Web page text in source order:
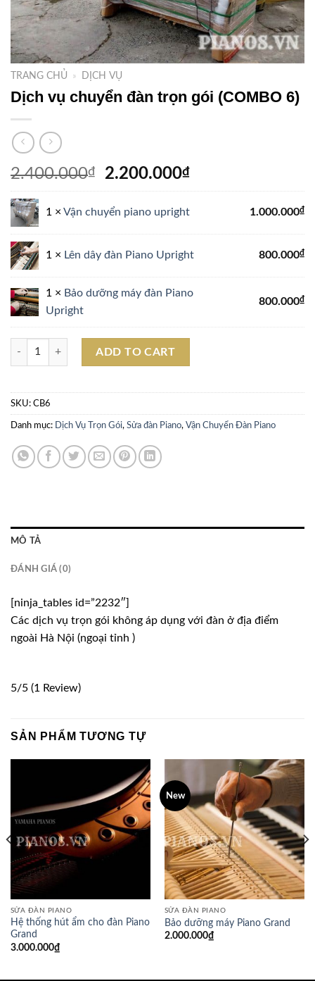
TRANG CHỦ » DỊCH VỤ
Dịch vụ chuyển đàn trọn gói (COMBO 6)
2.400.000₫
Giá
gốc
là:
2.200.000₫Giá
hiện
tại
1 × Vận chuyển piano upright 1.000.000₫
1 × Lên dây đàn Piano Upright 800.000₫
1 × Bảo dưỡng máy đàn Piano
Upright
800.000₫
Dịch vụ chuyển đàn trọn gói (COMBO 6) số lượng
ADD TO CART
SKU: CB6
Danh mục: Dịch Vụ Trọn Gói, Sửa đàn Piano, Vận Chuyển Đàn Piano
MÔ TẢ
ĐÁNH GIÁ (0)
[ninja_tables id=”2232″]
Các dịch vụ trọn gói không áp dụng với đàn ở địa điểm
ngoài Hà Nội (ngoại tỉnh )
5/5 (1 Review)
SẢN PHẨM TƯƠNG TỰ
SỬA ĐÀN PIANO
Hệ thống hút ẩm cho đàn Piano
Grand
3.000.000₫
New
SỬA ĐÀN PIANO
Bảo dưỡng máy Piano Grand
2.000.000₫